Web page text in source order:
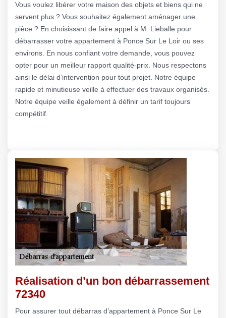
Vous voulez libérer votre maison des objets et biens qui ne
servent plus ? Vous souhaitez également aménager une
pièce ? En choisissant de faire appel à M. Lieballe pour
débarrasser votre appartement à Ponce Sur Le Loir ou ses
environs. En nous confiant votre demande, vous pouvez
opter pour un meilleur rapport qualité-prix. Nous respectons
ainsi le délai d’intervention pour tout projet. Notre équipe
rapide et minutieuse veille à effectuer des travaux organisés.
Notre équipe veille également à définir un tarif toujours
compétitif.
Réalisation d’un bon débarrassement
72340
Pour assurer tout débarras d’appartement à Ponce Sur Le